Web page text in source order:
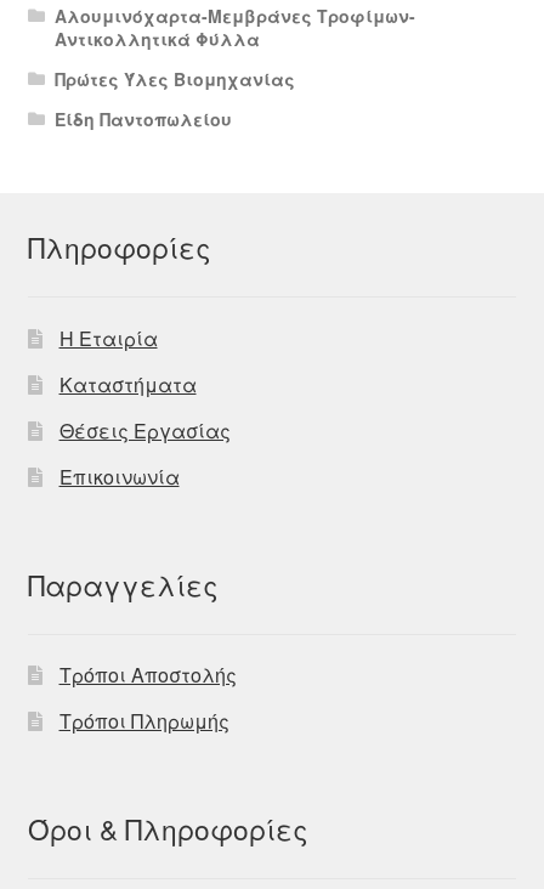
Αλουμινόχαρτα-Μεμβράνες Τροφίμων-
Αντικολλητικά Φύλλα
Πρώτες Ύλες Βιομηχανίας
Είδη Παντοπωλείου
Πληροφορίες
Η Εταιρία
Καταστήματα
Θέσεις Εργασίας
Επικοινωνία
Παραγγελίες
Τρόποι Αποστολής
Τρόποι Πληρωμής
Όροι & Πληροφορίες